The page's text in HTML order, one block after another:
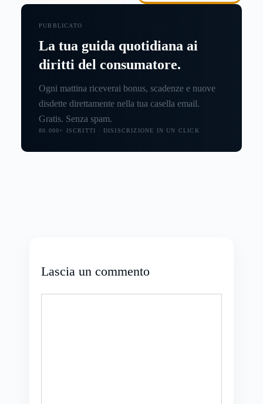
PUBBLICATO
La tua guida quotidiana ai
diritti del consumatore.
Ogni mattina riceverai bonus, scadenze e nuove
disdette direttamente nella tua casella email.
Gratis. Senza spam.
80.000+ ISCRITTI · DISISCRIZIONE IN UN CLICK
Lascia un commento